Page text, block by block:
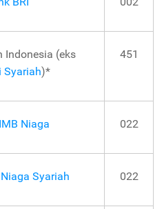
Indonesia (eks
Syariah)*
451
Niaga 022
Syariah 022